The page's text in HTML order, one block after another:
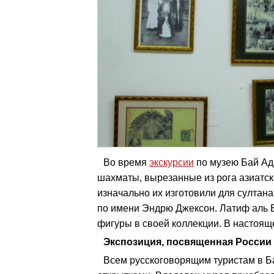
Во время экскурсии по музею Бай
шахматы, вырезанные из рога
изначально их изготовили для
по имени Эндрю Джексон. Латиф аль
фигуры в своей коллекции. В
Экспозиция, посвященная России
Всем русскоговорящим туристам в